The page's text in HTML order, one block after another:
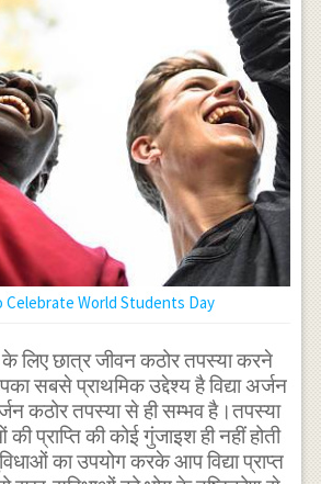
Celebrate World Students Day
लिए छात्र जीवन कठोर तपस्या करने
सबसे प्राथमिक उद्देश्य है विद्या अर्जन
कठोर तपस्या से ही सम्भव है।तपस्या
प्राप्ति की कोई गुंजाइश ही नहीं होती
का उपयोग करके आप विद्या प्राप्त